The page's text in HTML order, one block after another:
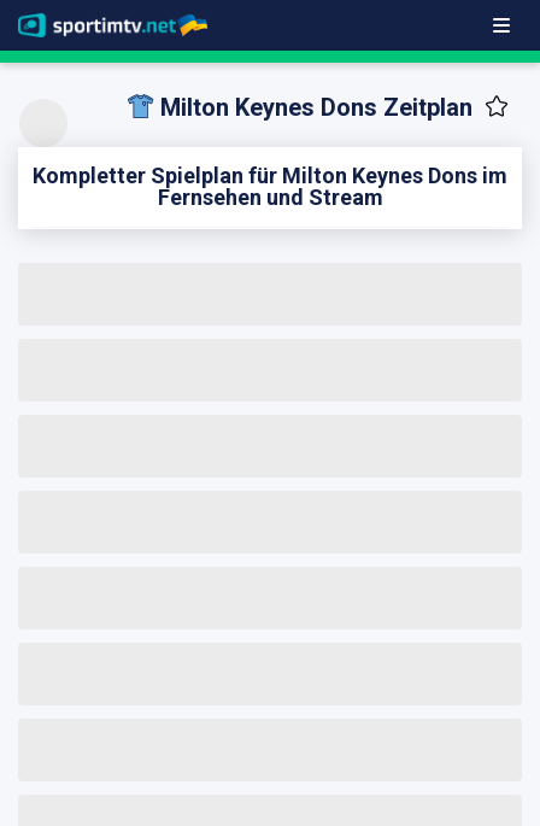
Milton Keynes Dons Zeitplan
Kompletter Spielplan für Milton Keynes Dons im
Fernsehen und Stream